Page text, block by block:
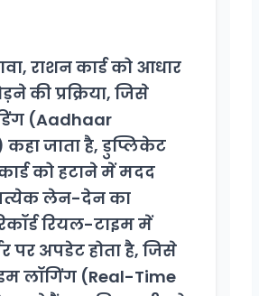
राशन कार्ड को आधार
की प्रक्रिया, जिसे
(Aadhaar
जाता है, डुप्लिकेट
को हटाने में मदद
लेन-देन का
रियल-टाइम में
पर अपडेट होता है, जिसे
लॉगिंग (Real-Time